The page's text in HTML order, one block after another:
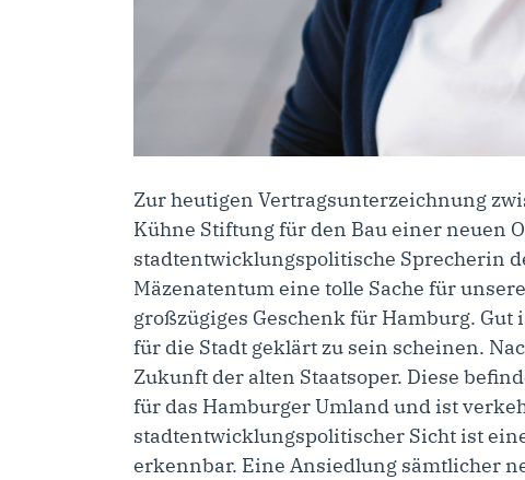
Zur heutigen Vertragsunterzeichnung
Kühne Stiftung für den Bau einer neuen
stadtentwicklungspolitische Sprecherin
Mäzenatentum eine tolle Sache für
großzügiges Geschenk für Hamburg.
für die Stadt geklärt zu sein scheinen.
Zukunft der alten Staatsoper. Diese
für das Hamburger Umland und ist
stadtentwicklungspolitischer Sicht ist
erkennbar. Eine Ansiedlung sämtlicher